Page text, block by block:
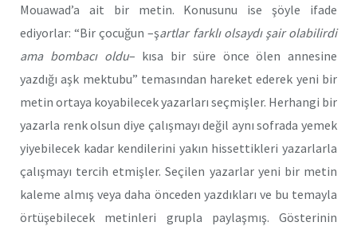
Mouawad’a ait bir metin. Konusunu ise şöyle ifade
ediyorlar: “Bir çocuğun –şartlar farklı olsaydı şair olabilirdi
ama bombacı oldu– kısa bir süre önce ölen annesine
yazdığı aşk mektubu” temasından hareket ederek yeni bir
metin ortaya koyabilecek yazarları seçmişler. Herhangi bir
yazarla renk olsun diye çalışmayı değil aynı sofrada yemek
yiyebilecek kadar kendilerini yakın hissettikleri yazarlarla
çalışmayı tercih etmişler. Seçilen yazarlar yeni bir metin
kaleme almış veya daha önceden yazdıkları ve bu temayla
örtüşebilecek metinleri grupla paylaşmış. Gösterinin